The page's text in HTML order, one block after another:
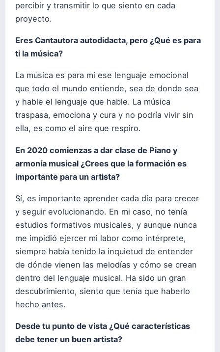
percibir y transmitir lo que siento en cada
proyecto.
Eres Cantautora autodidacta, pero ¿Qué es para
ti la música?
La música es para mí ese lenguaje emocional
que todo el mundo entiende, sea de donde sea
y hable el lenguaje que hable. La música
traspasa, emociona y cura y no podría vivir sin
ella, es como el aire que respiro.
En 2020 comienzas a dar clase de Piano y
armonía musical ¿Crees que la formación es
importante para un artista?
Sí, es importante aprender cada día para crecer
y seguir evolucionando. En mi caso, no tenía
estudios formativos musicales, y aunque nunca
me impidió ejercer mi labor como intérprete,
siempre había tenido la inquietud de entender
de dónde vienen las melodías y cómo se crean
dentro del lenguaje musical. Ha sido un gran
descubrimiento, siento que tenía que haberlo
hecho antes.
Desde tu punto de vista ¿Qué características
debe tener un buen artista?